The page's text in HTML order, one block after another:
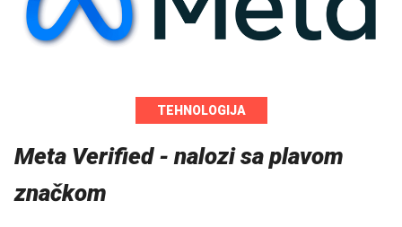
TEHNOLOGIJA
Meta Verified - nalozi sa plavom
značkom